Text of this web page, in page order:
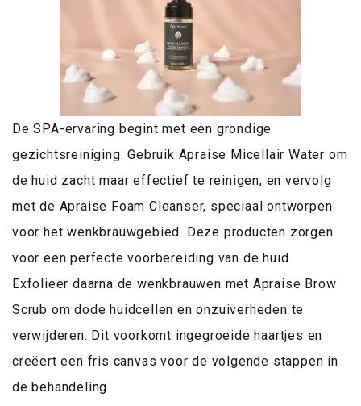
De SPA-ervaring begint met een grondige
gezichtsreiniging. Gebruik Apraise Micellair Water om
de huid zacht maar effectief te reinigen, en vervolg
met de Apraise Foam Cleanser, speciaal ontworpen
voor het wenkbrauwgebied. Deze producten zorgen
voor een perfecte voorbereiding van de huid.
Exfolieer daarna de wenkbrauwen met Apraise Brow
Scrub om dode huidcellen en onzuiverheden te
verwijderen. Dit voorkomt ingegroeide haartjes en
creëert een fris canvas voor de volgende stappen in
de behandeling.